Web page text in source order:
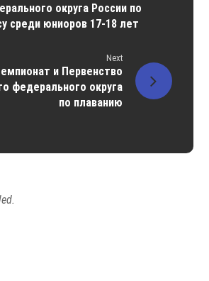
округа России по
среди юниоров 17-18 лет
Next
и Первенство
федерального округа
по плаванию